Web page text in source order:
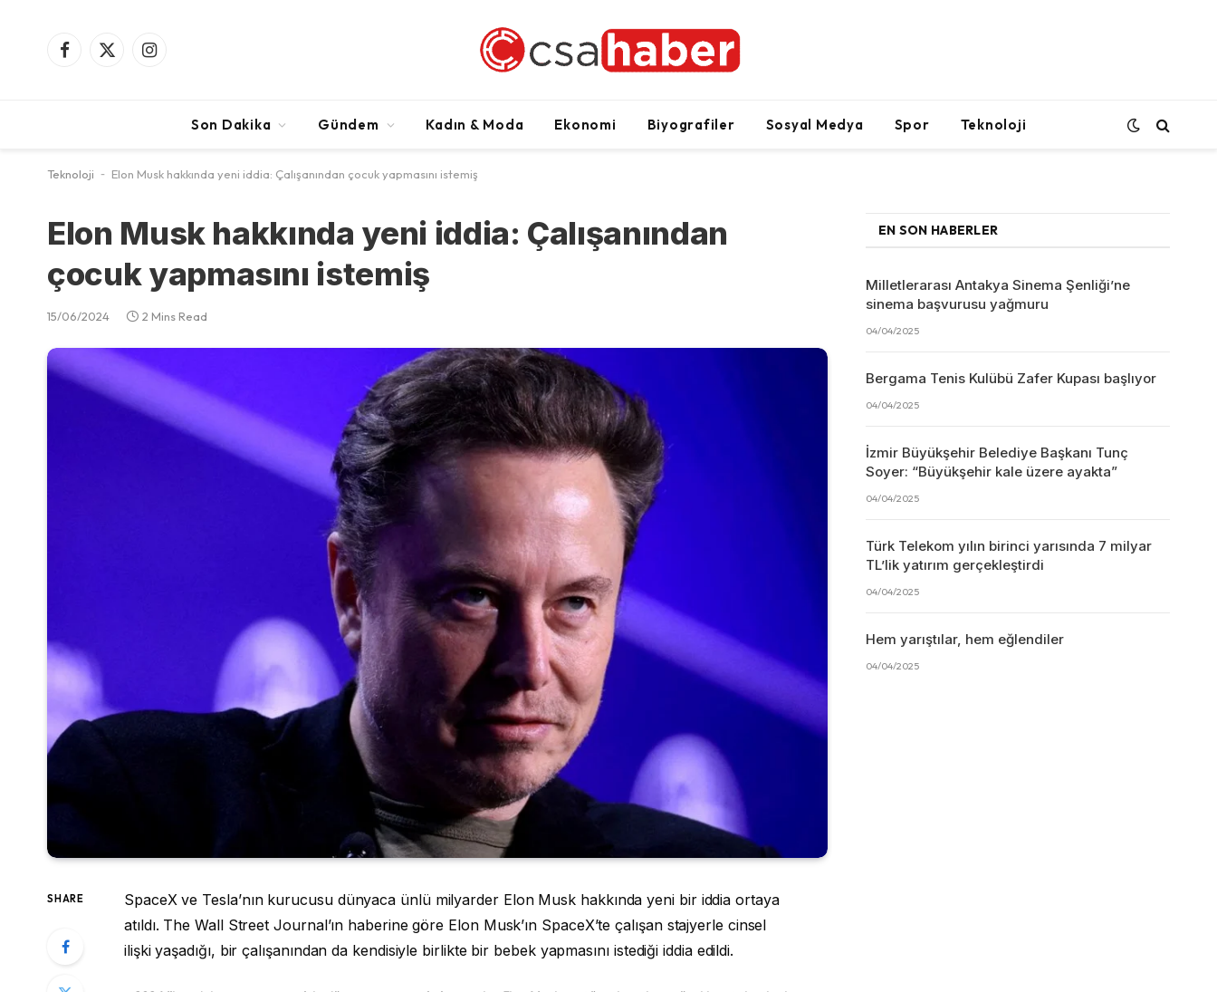
Facebook
X
Instagram
Son Dakika Gündem Kadın & Moda Ekonomi Biyografiler Sosyal Medya Spor Teknoloji
Teknoloji - Elon Musk hakkında yeni iddia: Çalışanından çocuk yapmasını istemiş
Elon Musk hakkında yeni iddia: Çalışanından
çocuk yapmasını istemiş
15/06/2024 2 Mins Read
SHARE
SpaceX ve Tesla’nın kurucusu dünyaca ünlü milyarder Elon Musk hakkında yeni bir iddia ortaya
atıldı. The Wall Street Journal’ın haberine göre Elon Musk’ın SpaceX’te çalışan stajyerle cinsel
ilişki yaşadığı, bir çalışanından da kendisiyle birlikte bir bebek yapmasını istediği iddia edildi.
EN SON HABERLER
Milletlerarası Antakya Sinema Şenliği’ne
sinema başvurusu yağmuru
04/04/2025
Bergama Tenis Kulübü Zafer Kupası başlıyor
04/04/2025
İzmir Büyükşehir Belediye Başkanı Tunç
Soyer: “Büyükşehir kale üzere ayakta”
04/04/2025
Türk Telekom yılın birinci yarısında 7 milyar
TL’lik yatırım gerçekleştirdi
04/04/2025
Hem yarıştılar, hem eğlendiler
04/04/2025